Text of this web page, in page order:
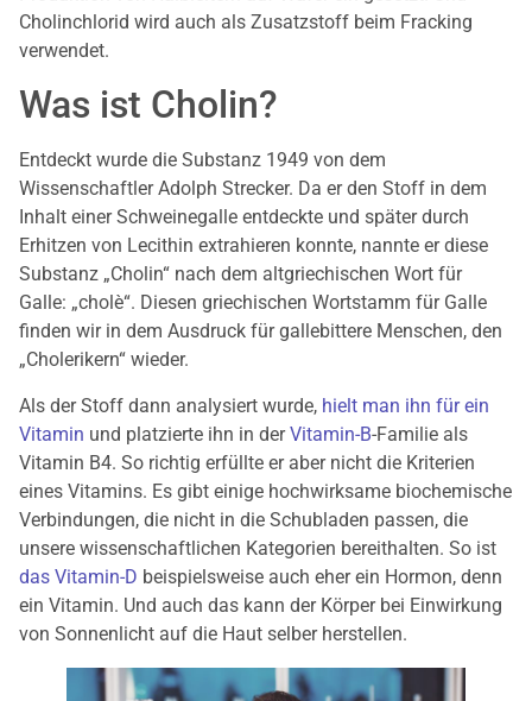
Cholinchlorid wird auch als Zusatzstoff beim Fracking
verwendet.
Was ist Cholin?
Entdeckt wurde die Substanz 1949 von dem
Wissenschaftler Adolph Strecker. Da er den Stoff in dem
Inhalt einer Schweinegalle entdeckte und später durch
Erhitzen von Lecithin extrahieren konnte, nannte er diese
Substanz „Cholin“ nach dem altgriechischen Wort für
Galle: „cholè“. Diesen griechischen Wortstamm für Galle
finden wir in dem Ausdruck für gallebittere Menschen, den
„Cholerikern“ wieder.
Als der Stoff dann analysiert wurde, hielt man ihn für ein
Vitamin und platzierte ihn in derVitamin-B-Familie als
Vitamin B4. So richtig erfüllte er aber nicht die Kriterien
eines Vitamins. Es gibt einige hochwirksame biochemische
Verbindungen, die nicht in die Schubladen passen, die
unsere wissenschaftlichen Kategorien bereithalten. So ist
das Vitamin-D beispielsweise auch eher ein Hormon, denn
ein Vitamin. Und auch das kann der Körper bei Einwirkung
von Sonnenlicht auf die Haut selber herstellen.